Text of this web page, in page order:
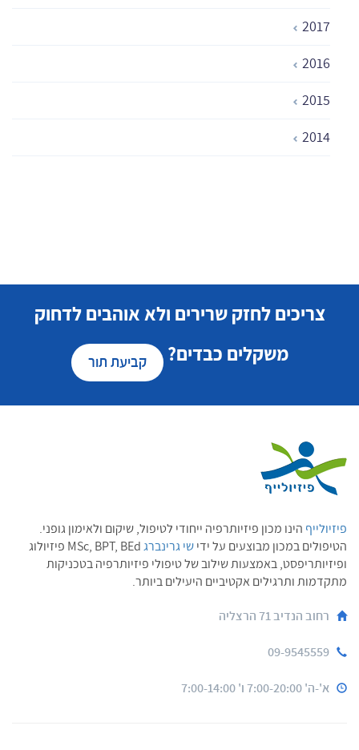
2017
2016
2015
2014
צריכים לחזק שרירים ולא אוהבים לדחוק
משקלים כבדים?
קביעת תור
פיזיולייף הינו מכון פיזיותרפיה ייחודי לטיפול, שיקום ולאימון גופני.
הטיפולים במכון מבוצעים על ידישי גרינברג
MSc, BPT, BEd פיזיולוג
ופיזיותריפסט, באמצעות שילוב של טיפולי פיזיותרפיה בטכניקות
מתקדמות ותרגילים אקטיביים היעילים ביותר.
רחוב הנדיב 71 הרצליה
09-9545559
א'-ה' 7:00-20:00 ו' 7:00-14:00